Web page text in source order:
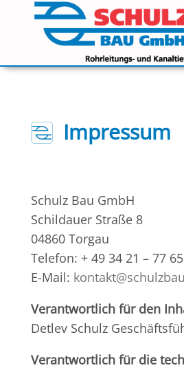
Impressum
Schulz Bau GmbH
Schildauer Straße 8
04860 Torgau
Telefon: + 49 34 21 – 77
E-Mail:
Verantwortlich für den
Detlev Schulz
Verantwortlich für die